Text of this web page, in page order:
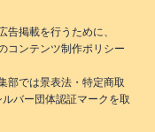
告掲載を行うために、
コンテンツ制作ポリシー
部では景表法・特定商取
ルバー団体認証マークを取